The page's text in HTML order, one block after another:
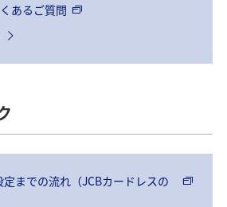
あるご質問
までの流れ（JCBカードレスの